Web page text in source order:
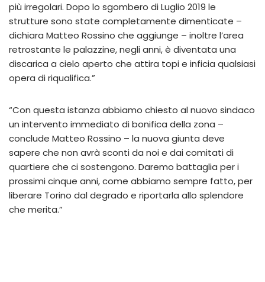
più irregolari. Dopo lo sgombero di Luglio 2019 le
strutture sono state completamente dimenticate –
dichiara Matteo Rossino che aggiunge – inoltre l’area
retrostante le palazzine, negli anni, è diventata una
discarica a cielo aperto che attira topi e inficia qualsiasi
opera di riqualifica.”
“Con questa istanza abbiamo chiesto al nuovo sindaco
un intervento immediato di bonifica della zona –
conclude Matteo Rossino – la nuova giunta deve
sapere che non avrà sconti da noi e dai comitati di
quartiere che ci sostengono. Daremo battaglia per i
prossimi cinque anni, come abbiamo sempre fatto, per
liberare Torino dal degrado e riportarla allo splendore
che merita.”